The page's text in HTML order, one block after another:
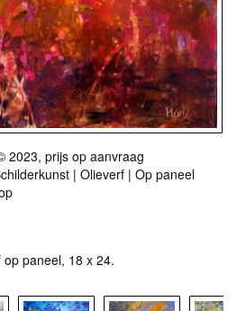
2023, prijs op aanvraag
| Olieverf | Op paneel
op paneel, 18 x 24.